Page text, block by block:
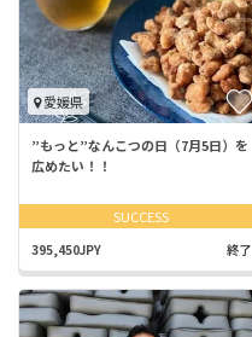
愛媛県
”もっと”なんこつの日（7月5日）を
広めたい！！
SUCCESS
395,450JPY 終了